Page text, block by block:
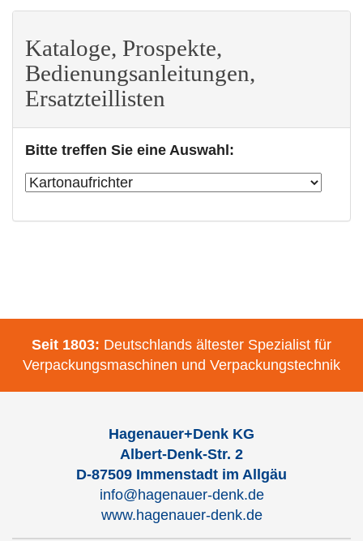
Kataloge, Prospekte,
Bedienungsanleitungen,
Ersatzteillisten
Bitte treffen Sie eine Auswahl:
Seit 1803: Deutschlands ältester Spezialist für
Verpackungsmaschinen und Verpackungstechnik
Hagenauer+Denk KG
Albert-Denk-Str. 2
D-87509 Immenstadt im Allgäu
info@hagenauer-denk.de
www.hagenauer-denk.de